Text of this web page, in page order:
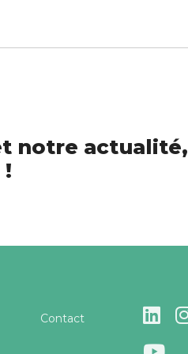
notre actualité,
Contact